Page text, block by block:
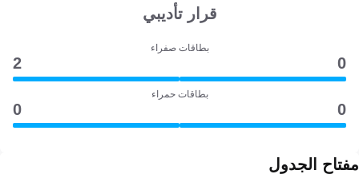
قرار تأديبي
بطاقات صفراء
0
2
بطاقات حمراء
0
0
مفتاح الجدول